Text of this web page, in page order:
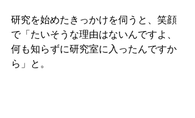
研究を始めたきっかけを伺うと、笑顔
で「たいそうな理由はないんですよ、
何も知らずに研究室に入ったんですか
ら」と。